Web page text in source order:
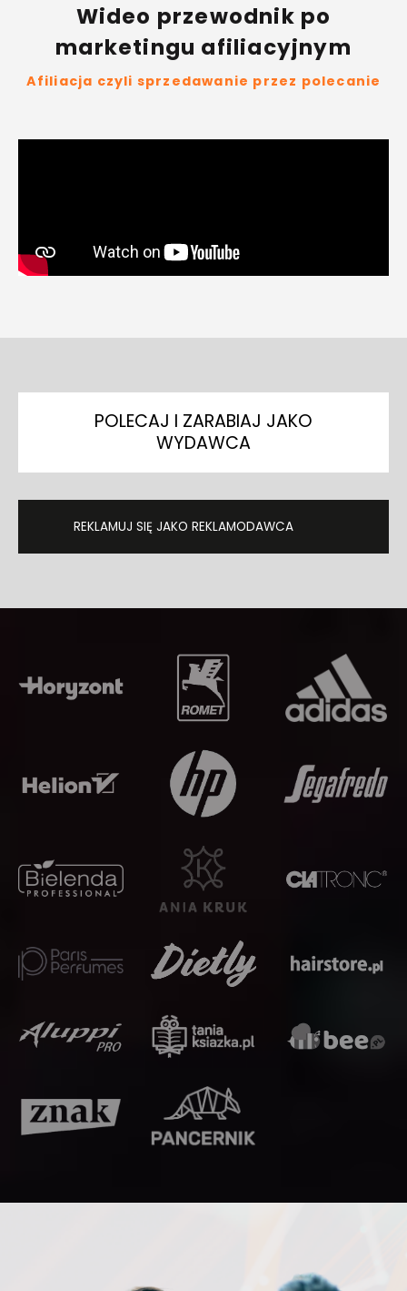
Wideo przewodnik po
marketingu afiliacyjnym
Afiliacja czyli sprzedawanie przez polecanie
POLECAJ I ZARABIAJ JAKO
WYDAWCA
REKLAMUJ SIĘ JAKO REKLAMODAWCA